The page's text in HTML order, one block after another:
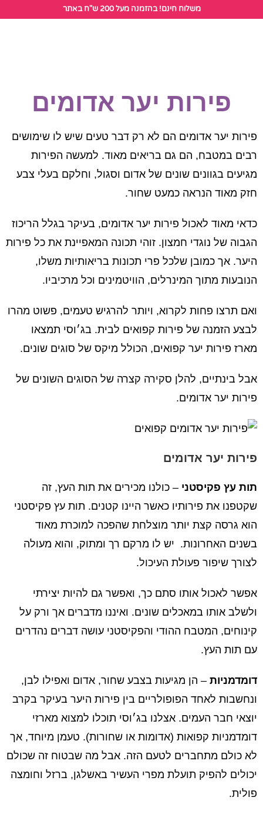
משלוח חינם! בהזמנה מעל 200 ש"ח באתר
פירות יער אדומים
פירות יער אדומים הם לא רק דבר טעים שיש לו שימושים
רבים במטבח, הם גם בריאים מאוד. למעשה הפירות
מגיעים בגוונים שונים של אדום וסגול, וחלקם בעלי צבע
חזק מאוד הנראה כמעט שחור.
כדאי מאוד לאכול פירות יער אדומים, בעיקר בגלל הריכוז
הגבוה של נוגדי חמצון. זוהי תכונה המאפיינת את כל פירות
היער. אך כמובן שלכל פרי תכונות בריאותיות משלו,
הנובעות מתוך המינרלים, הוויטמינים וכל מרכיביו.
ואם תרצו פחות לקרוא, ויותר להרגיש טעמים, פשוט מהרו
לבצע הזמנה של פירות קפואים לבית. בג׳וסי תמצאו
מארז פירות יער קפואים, הכולל מיקס של סוגים שונים.
אבל בינתיים, להלן סקירה קצרה של הסוגים השונים של
פירות יער אדומים.
פירות יער אדומים
תות עץ פקיסטני – כולנו מכירים את תות העץ, זה
שקטפנו את פירותיו כאשר היינו קטנים. תות עץ פקיסטני
הוא גרסה קצת יותר מוצלחת שהפכה למוכרת מאוד
בשנים האחרונות. יש לו מרקם רך ומתוק, והוא מעולה
לצורך שיפור פעולת העיכול.
אפשר לאכול אותו סתם כך, ואפשר גם להיות יצירתי
ולשלב אותו במאכלים שונים. ואיננו מדברים אך ורק על
קינוחים, המטבח ההודי והפקיסטני עושה דברים נהדרים
עם תות העץ.
דומדמניות– הן מגיעות בצבע שחור, אדום ואפילו לבן,
ונחשבות לאחד הפופולריים בין פירות היער בעיקר בקרב
יוצאי חבר העמים. אצלנו בג׳וסי תוכלו למצוא מארזי
דומדמניות קפואות (אדומות או שחורות). טעמן מיוחד, אך
לא כולם מתחברים לטעם הזה. אבל מה שבטוח זה שכולם
יכולים להפיק תועלת מפרי העשיר באשלגן, ברזל וחומצה
פולית.